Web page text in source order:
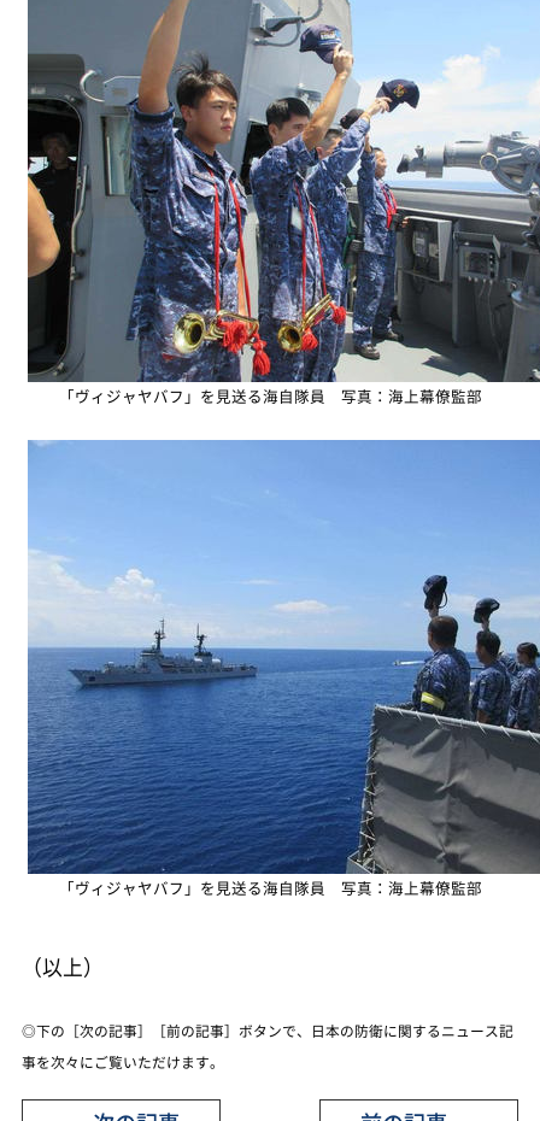
「ヴィジャヤバフ」を見送る海自隊員 写真：海上幕僚監部
「ヴィジャヤバフ」を見送る海自隊員 写真：海上幕僚監部
（以上）
◎下の［次の記事］［前の記事］ボタンで、日本の防衛に関するニュース記
事を次々にご覧いただけます。